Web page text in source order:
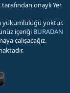
tarafından onaylı Yer
yükümlülüğü yoktur.
içeriği BURADAN
çalışacağız.